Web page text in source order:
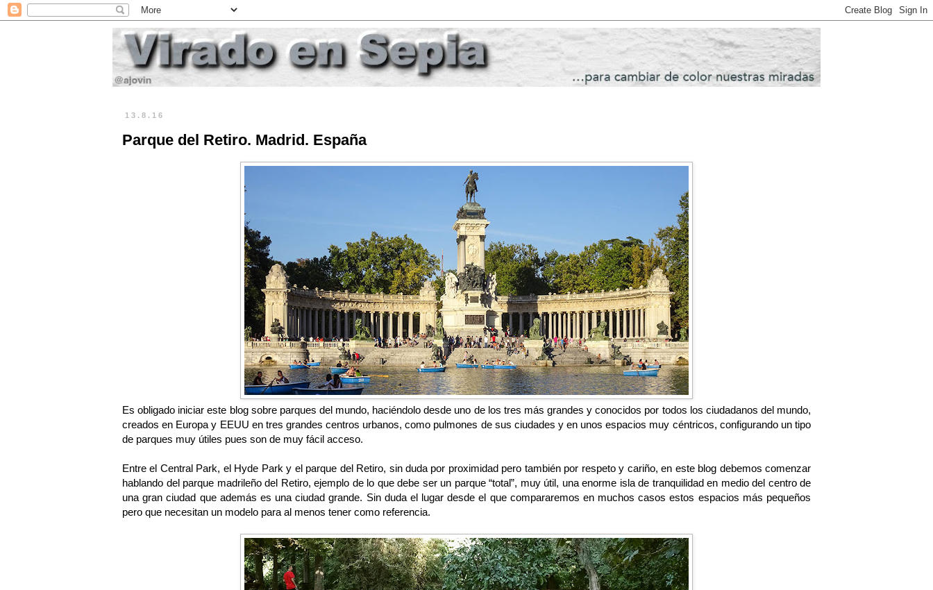
13.8.16
Parque del Retiro. Madrid. España
Es obligado iniciar este blog sobre parques del mundo, haciéndolo desde uno de los tres más grandes y conocidos por todos los ciudadanos del mundo,
creados en Europa y EEUU en tres grandes centros urbanos, como pulmones de sus ciudades y en unos espacios muy céntricos, configurando un tipo
de parques muy útiles pues son de muy fácil acceso.
Entre el Central Park, el Hyde Park y el parque del Retiro, sin duda por proximidad pero también por respeto y cariño, en este blog debemos comenzar
hablando del parque madrileño del Retiro, ejemplo de lo que debe ser un parque “total”, muy útil, una enorme isla de tranquilidad en medio del centro de
una gran ciudad que además es una ciudad grande. Sin duda el lugar desde el que compararemos en muchos casos estos espacios más pequeños
pero que necesitan un modelo para al menos tener como referencia.